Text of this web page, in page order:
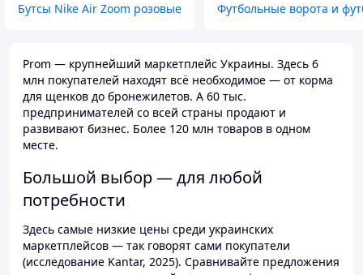
Бутсы Nike Air Zoom розовые Футбольные ворота и
Prom — крупнейший маркетплейс Украины. Здесь 6
млн покупателей находят всё необходимое — от корма
для щенков до бронежилетов. А 60 тыс.
предпринимателей со всей страны продают и
развивают бизнес. Более 120 млн товаров в одном
месте.
Большой выбор — для любой
потребности
Здесь самые низкие цены среди украинских
маркетплейсов — так говорят сами покупатели
(исследование Kantar, 2025). Сравнивайте предложения